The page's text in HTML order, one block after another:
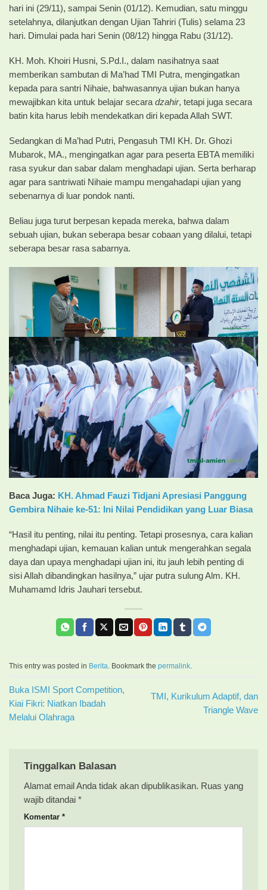
hari ini (29/11), sampai Senin (01/12). Kemudian, satu minggu
setelahnya, dilanjutkan dengan Ujian Tahriri (Tulis) selama 23
hari. Dimulai pada hari Senin (08/12) hingga Rabu (31/12).
KH. Moh. Khoiri Husni, S.Pd.I., dalam nasihatnya saat
memberikan sambutan di Ma’had TMI Putra, mengingatkan
kepada para santri Nihaie, bahwasannya ujian bukan hanya
mewajibkan kita untuk belajar secara dzahir, tetapi juga secara
batin kita harus lebih mendekatkan diri kepada Allah SWT.
Sedangkan di Ma’had Putri, Pengasuh TMI KH. Dr. Ghozi
Mubarok, MA., mengingatkan agar para peserta EBTA memiliki
rasa syukur dan sabar dalam menghadapi ujian. Serta berharap
agar para santriwati Nihaie mampu mengahadapi ujian yang
sebenarnya di luar pondok nanti.
Beliau juga turut berpesan kepada mereka, bahwa dalam
sebuah ujian, bukan seberapa besar cobaan yang dilalui, tetapi
seberapa besar rasa sabarnya.
Baca Juga: KH. Ahmad Fauzi Tidjani Apresiasi Panggung
Gembira Nihaie ke-51: Ini Nilai Pendidikan yang Luar Biasa
“Hasil itu penting, nilai itu penting. Tetapi prosesnya, cara kalian
menghadapi ujian, kemauan kalian untuk mengerahkan segala
daya dan upaya menghadapi ujian ini, itu jauh lebih penting di
sisi Allah dibandingkan hasilnya,” ujar putra sulung Alm. KH.
Muhamamd Idris Jauhari tersebut.
This entry was posted in Berita . Bookmark the permalink
Buka ISMI Sport Competition,
Kiai Fikri: Niatkan Ibadah
Melalui Olahraga
TMI, Kurikulum Adaptif, dan
Triangle Wave
Tinggalkan Balasan
Alamat email Anda tidak akan dipublikasikan. Ruas yang
wajib ditandai *
Komentar *